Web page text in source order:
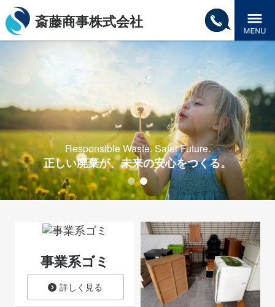
斎藤商事株式会社
Menu
Tel.
042-
579-
3011
Responsible Waste. Safer Future.
正しい廃棄が、未来の安心をつくる。
Responsible Waste. Safer Future.
正しい廃棄が、未来の安心をつくる。
事業系ゴミ
詳しく見る